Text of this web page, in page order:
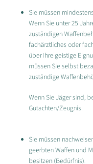
Sie müssen
Wenn Sie unter 25
zuständigen
fachärztliches oder
über Ihre geistige
müssen Sie selbst
zuständige
Wenn Sie Jäger sind,
Gutachten/Zeugnis.
Sie müssen
geerbten Waffen und
besitzen (Bedürfnis).